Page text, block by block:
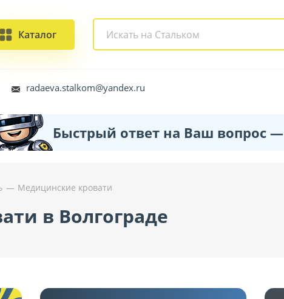
Каталог
radaeva.stalkom@yandex.ru
Быстрый ответ на Ваш вопрос —
Медицинские кровати
в Волгограде